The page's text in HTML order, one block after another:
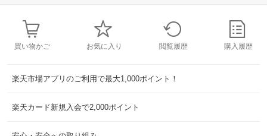
買い物かご お気に入り 閲覧履歴 購入履歴
楽天市場アプリのご利用で最大1,000ポイント！
楽天カード新規入会で2,000ポイント